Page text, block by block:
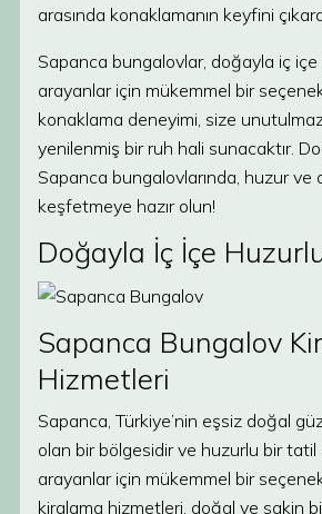
arasında konaklamanın keyfini
Sapanca bungalovlar, doğayla iç
arayanlar için mükemmel bir
konaklama deneyimi, size
yenilenmiş bir ruh hali sunacaktır.
Sapanca bungalovlarında, huzur ve
keşfetmeye hazır olun!
Doğayla İç İçe
Sapanca Bungalov
Hizmetleri
Sapanca, Türkiye’nin eşsiz doğal
olan bir bölgesidir ve huzurlu bir tatil
arayanlar için mükemmel bir
kiralama hizmetleri, doğal ve sakin